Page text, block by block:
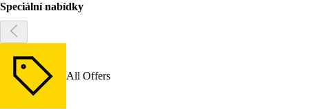
Speciální nabídky
All Offers